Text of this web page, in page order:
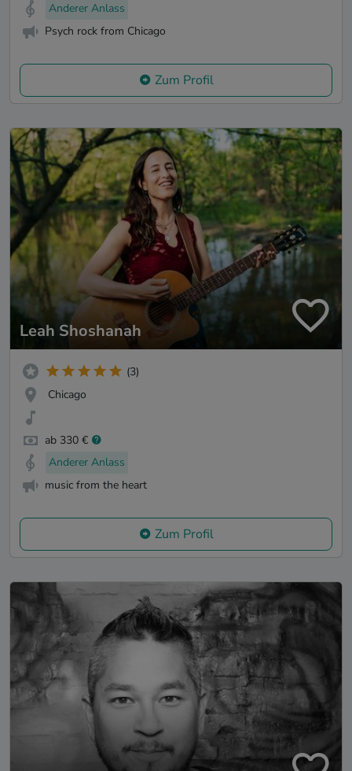
Anderer Anlass
Psych rock from Chicago
Zum Profil
Leah Shoshanah
(3)
Chicago
ab 330 €
Anderer Anlass
music from the heart
Zum Profil